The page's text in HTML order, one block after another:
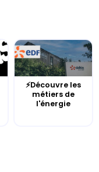
⚡Découvre les
métiers de
l'énergie